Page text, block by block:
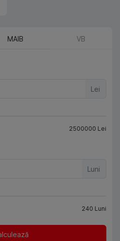
MAIB VB
Lei
2500000 Lei
Luni
240 Luni